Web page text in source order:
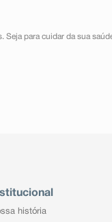
para cuidar da sua
história